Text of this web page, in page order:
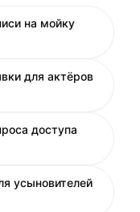
на мойку
для актёров
доступа
усыновителей